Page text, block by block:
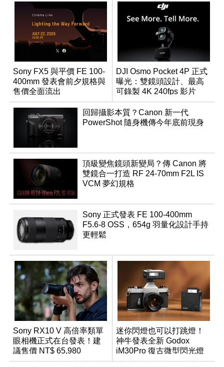
Sony FX5 與平價 FE 100-
400mm 發表會前夕規格與
售價全面流出
DJI Osmo Pocket 4P 正式
曝光：雙鏡頭設計、最高
可錄製 4K 240fps 影片
回歸攝影本質？Canon 新一代
PowerShot 隨身機傳今年底前現身
頂級變焦鏡頭新變局？傳 Canon 將
雙鏡合一打造 RF 24-70mm F2L IS
VCM 夢幻規格
Sony 正式發表 FE 100-400mm
F5.6-8 OSS，654g 羽量化設計手持
更輕鬆
Sony RX10 V 高倍率類單
眼相機正式在台發表！建
議售價 NT$ 65,980
迷你閃燈也可以打跳燈！
神牛發表全新 Godox
iM30Pro 復古微型閃光燈